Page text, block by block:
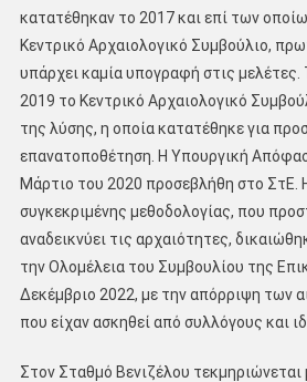
κατατέθηκαν το 2017 και επί των
Κεντρικό Αρχαιολογικό Συμβούλιο,
υπάρχει καμία υπογραφή στις μελέτες.
2019 το Κεντρικό Αρχαιολογικό
της λύσης, η οποία κατατέθηκε για
επανατοποθέτηση. Η Υπουργική
Μάρτιο του 2020 προσεβλήθη στο ΣτΕ.
συγκεκριμένης μεθοδολογίας, που
αναδεικνύει τις αρχαιότητες,
την Ολομέλεια του Συμβουλίου της
Δεκέμβριο 2022, με την απόρριψη των
που είχαν ασκηθεί από συλλόγους και
Στον Σταθμό Βενιζέλου